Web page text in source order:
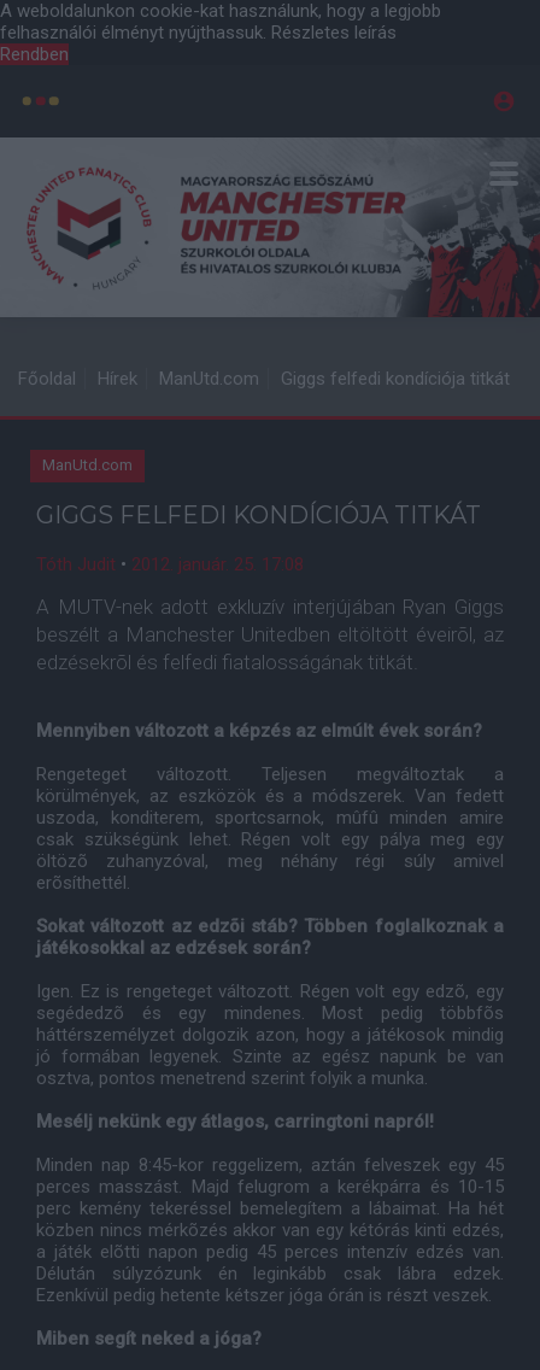
A weboldalunkon cookie-kat használunk, hogy a legjobb
felhasználói élményt nyújthassuk. Részletes leírás
Rendben
Főoldal Hírek ManUtd.com Giggs felfedi kondíciója titkát
ManUtd.com
GIGGS FELFEDI KONDÍCIÓJA TITKÁT
Tóth Judit • 2012. január. 25. 17:08
A MUTV-nek adott exkluzív interjújában Ryan Giggs
beszélt a Manchester Unitedben eltöltött éveirõl, az
edzésekrõl és felfedi fiatalosságának titkát.
Mennyiben változott a képzés az elmúlt évek során?
Rengeteget változott. Teljesen megváltoztak a
körülmények, az eszközök és a módszerek. Van fedett
uszoda, konditerem, sportcsarnok, mûfû minden amire
csak szükségünk lehet. Régen volt egy pálya meg egy
öltözõ zuhanyzóval, meg néhány régi súly amivel
erõsíthettél.
Sokat változott az edzõi stáb? Többen foglalkoznak a
játékosokkal az edzések során?
Igen. Ez is rengeteget változott. Régen volt egy edzõ, egy
segédedzõ és egy mindenes. Most pedig többfõs
háttérszemélyzet dolgozik azon, hogy a játékosok mindig
jó formában legyenek. Szinte az egész napunk be van
osztva, pontos menetrend szerint folyik a munka.
Mesélj nekünk egy átlagos, carringtoni napról!
Minden nap 8:45-kor reggelizem, aztán felveszek egy 45
perces masszást. Majd felugrom a kerékpárra és 10-15
perc kemény tekeréssel bemelegítem a lábaimat. Ha hét
közben nincs mérkõzés akkor van egy kétórás kinti edzés,
a játék elõtti napon pedig 45 perces intenzív edzés van.
Délután súlyzózunk én leginkább csak lábra edzek.
Ezenkívül pedig hetente kétszer jóga órán is részt veszek.
Miben segít neked a jóga?